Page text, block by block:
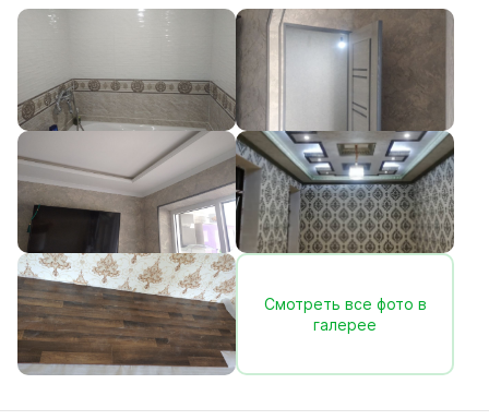
Смотреть все фото в
галерее